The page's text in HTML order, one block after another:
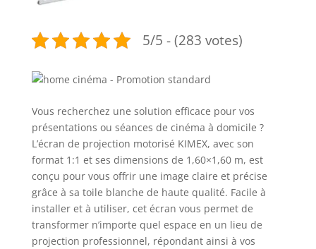
5/5 - (283 votes)
Vous recherchez une solution efficace pour vos
présentations ou séances de cinéma à domicile ?
L’écran de projection motorisé KIMEX, avec son
format 1:1 et ses dimensions de 1,60×1,60 m, est
conçu pour vous offrir une image claire et précise
grâce à sa toile blanche de haute qualité. Facile à
installer et à utiliser, cet écran vous permet de
transformer n’importe quel espace en un lieu de
projection professionnel, répondant ainsi à vos